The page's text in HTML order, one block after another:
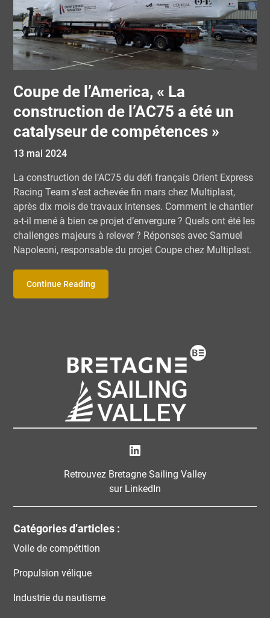
Coupe de l’America, « La
construction de l’AC75 a été un
catalyseur de compétences »
13 mai 2024
La construction de l’AC75 du défi français Orient Express
Racing Team s’est achevée fin mars chez Multiplast,
après dix mois de travaux intenses. Comment le chantier
a-t-il mené à bien ce projet d’envergure ? Quels ont été les
challenges majeurs à relever ? Réponses avec Samuel
Napoleoni, responsable du projet Coupe chez Multiplast.
Continue Reading
Bretagne Sailing Valley
Retrouvez Bretagne Sailing Valley
sur LinkedIn
Catégories d’articles :
Voile de compétition
Propulsion vélique
Industrie du nautisme